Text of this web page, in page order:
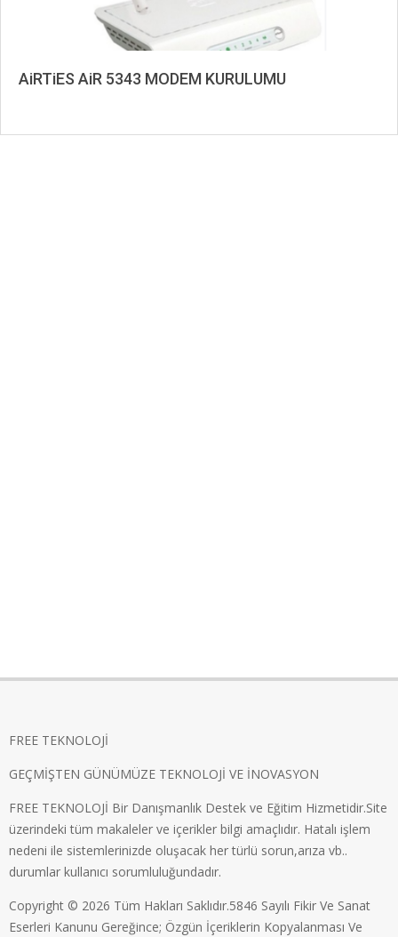
AiRTiES AiR 5343 MODEM KURULUMU
FREE TEKNOLOJİ
GEÇMİŞTEN GÜNÜMÜZE TEKNOLOJİ VE İNOVASYON
FREE TEKNOLOJİ Bir Danışmanlık Destek ve Eğitim Hizmetidir.Site
üzerindeki tüm makaleler ve içerikler bilgi amaçlıdır. Hatalı işlem
nedeni ile sistemlerinizde oluşacak her türlü sorun,arıza vb..
durumlar kullanıcı sorumluluğundadır.
Copyright © 2026 Tüm Hakları Saklıdır.5846 Sayılı Fikir Ve Sanat
Eserleri Kanunu Gereğince; Özgün İçeriklerin Kopyalanması Ve